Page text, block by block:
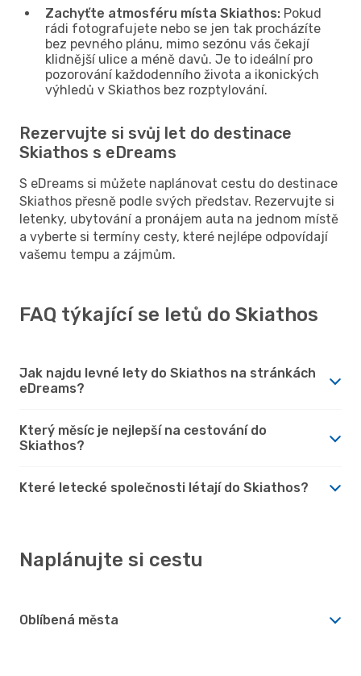
Zachyťte atmosféru místa Skiathos: Pokud
rádi fotografujete nebo se jen tak procházíte
bez pevného plánu, mimo sezónu vás čekají
klidnější ulice a méně davů. Je to ideální pro
pozorování každodenního života a ikonických
výhledů v Skiathos bez rozptylování.
Rezervujte si svůj let do destinace
Skiathos s eDreams
S eDreams si můžete naplánovat cestu do destinace
Skiathos přesně podle svých představ. Rezervujte si
letenky, ubytování a pronájem auta na jednom místě
a vyberte si termíny cesty, které nejlépe odpovídají
vašemu tempu a zájmům.
FAQ týkající se letů do Skiathos
Jak najdu levné lety do Skiathos na stránkách
eDreams?
Který měsíc je nejlepší na cestování do
Skiathos?
Které letecké společnosti létají do Skiathos?
Naplánujte si cestu
Oblíbená města